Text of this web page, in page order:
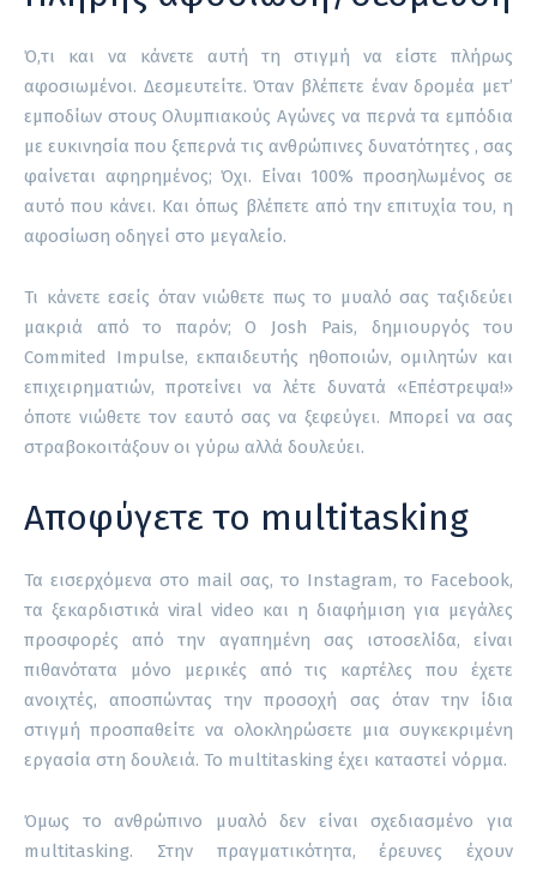
Ό,τι και να κάνετε αυτή τη στιγμή να είστε πλήρως
αφοσιωμένοι. Δεσμευτείτε. Όταν βλέπετε έναν δρομέα μετ’
εμποδίων στους Ολυμπιακούς Αγώνες να περνά τα εμπόδια
με ευκινησία που ξεπερνά τις ανθρώπινες δυνατότητες , σας
φαίνεται αφηρημένος; Όχι. Είναι 100% προσηλωμένος σε
αυτό που κάνει. Και όπως βλέπετε από την επιτυχία του, η
αφοσίωση οδηγεί στο μεγαλείο.
Τι κάνετε εσείς όταν νιώθετε πως το μυαλό σας ταξιδεύει
μακριά από το παρόν; Ο Josh Pais, δημιουργός του
Commited Impulse, εκπαιδευτής ηθοποιών, ομιλητών και
επιχειρηματιών, προτείνει να λέτε δυνατά «Επέστρεψα!»
όποτε νιώθετε τον εαυτό σας να ξεφεύγει. Μπορεί να σας
στραβοκοιτάξουν οι γύρω αλλά δουλεύει.
Αποφύγετε το multitasking
Τα εισερχόμενα στο mail σας, το Instagram, το Facebook,
τα ξεκαρδιστικά viral video και η διαφήμιση για μεγάλες
προσφορές από την αγαπημένη σας ιστοσελίδα, είναι
πιθανότατα μόνο μερικές από τις καρτέλες που έχετε
ανοιχτές, αποσπώντας την προσοχή σας όταν την ίδια
στιγμή προσπαθείτε να ολοκληρώσετε μια συγκεκριμένη
εργασία στη δουλειά. Το multitasking έχει καταστεί νόρμα.
Όμως το ανθρώπινο μυαλό δεν είναι σχεδιασμένο για
multitasking. Στην πραγματικότητα, έρευνες έχουν